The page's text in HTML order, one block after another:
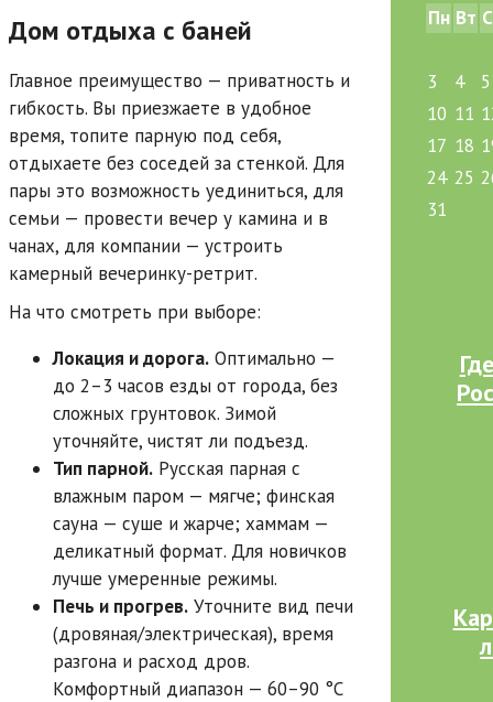
Дом отдыха с баней
Главное преимущество — приватность и
гибкость. Вы приезжаете в удобное
время, топите парную под себя,
отдыхаете без соседей за стенкой. Для
пары это возможность уединиться, для
семьи — провести вечер у камина и в
чанах, для компании — устроить
камерный вечеринку-ретрит.
На что смотреть при выборе:
Локация и дорога. Оптимально —
до 2–3 часов езды от города, без
сложных грунтовок. Зимой
уточняйте, чистят ли подъезд.
Тип парной. Русская парная с
влажным паром — мягче; финская
сауна — суше и жарче; хаммам —
деликатный формат. Для новичков
лучше умеренные режимы.
Печь и прогрев. Уточните вид печи
(дровяная/электрическая), время
разгона и расход дров.
Комфортный диапазон — 60–90 °C
Пн Вт
3 4
5
10 11
17 18
24 25
31